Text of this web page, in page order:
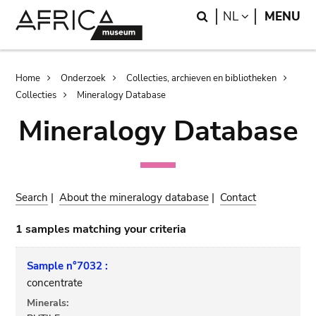
Search
NL LANGUAGE
MENU
Breadcrumb
Home Onderzoek
Collecties, archieven en bibliotheken
Collecties
Mineralogy Database
Mineralogy Database
Search |About the mineralogy database | Contact
1 samples matching your criteria
Sample n°7032 :
concentrate
Minerals: